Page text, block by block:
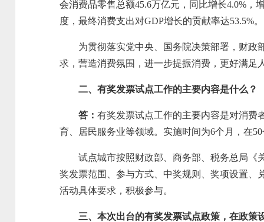
会消费品零售总额45.6万亿元，同比增长4.0%，
度，最终消费支出对GDP增长的贡献率达53.5%。
为贯彻落实党中央、国务院决策部署，财政部
求，营造消费氛围，进一步提振消费，更好满足
二、有奖发票试点工作的主要内容是什么？
答： 有奖发票试点工作的主要内容是对消费
育、居民服务业等领域。实施时间为6个月，在
试点城市按照财政部、商务部、税务总局《关
奖发票范围、参与方式、中奖规则、奖项设置、
活动具体要求，积极参与。
三、本次出台的有奖发票试点政策，在政策